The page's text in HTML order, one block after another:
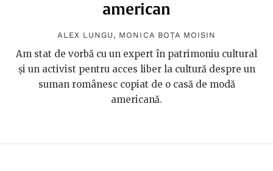
american
ALEX LUNGU , MONICA BOȚA MOISIN
Am stat de vorbă cu un expert în patrimoniu cultural
și un activist pentru acces liber la cultură despre un
suman românesc copiat de o casă de modă
americană.